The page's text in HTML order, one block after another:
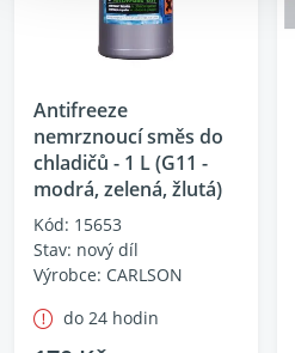
Antifreeze
nemrznoucí směs do
chladičů - 1 L (G11 -
modrá, zelená, žlutá)
Kód: 15653
Stav: nový díl
Výrobce: CARLSON
do 24 hodin